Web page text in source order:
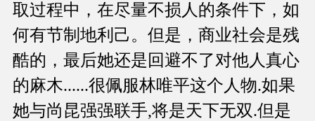
取过程中，在尽量不损人的条件下，如
何有节制地利己。但是，商业社会是残
酷的，最后她还是回避不了对他人真心
的麻木......很佩服林唯平这个人物.如果
她与尚昆强强联手,将是天下无双.但是